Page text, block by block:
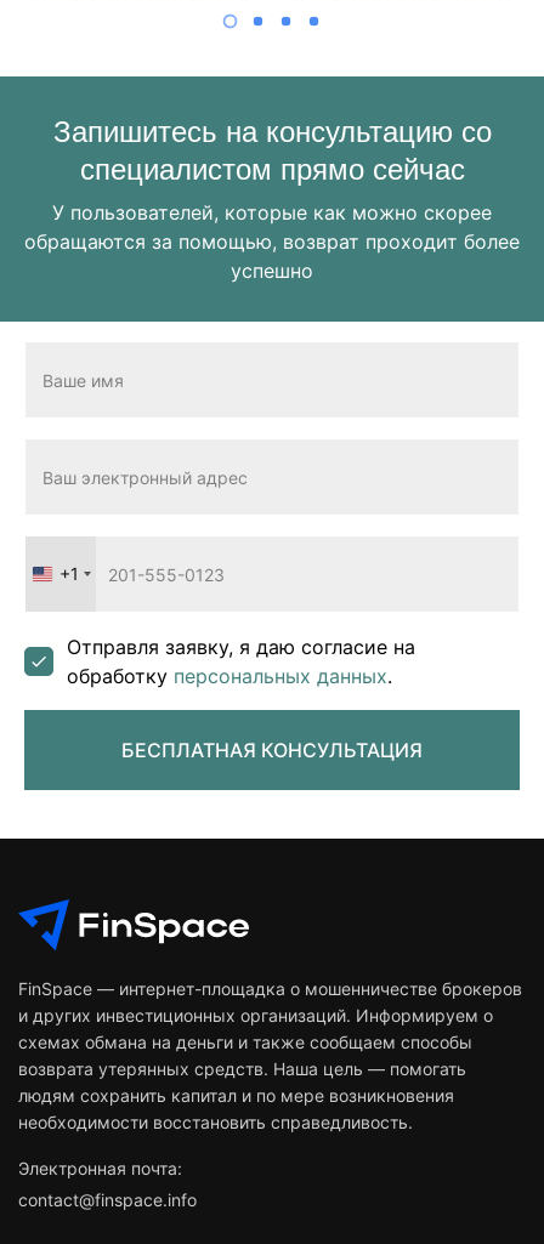
Запишитесь на консультацию со
специалистом прямо сейчас
У пользователей, которые как можно скорее
обращаются за помощью, возврат проходит более
успешно
United
+1
Отправля заявку, я даю согласие на
обработку персональных данных.
БЕСПЛАТНАЯ КОНСУЛЬТАЦИЯ
FinSpace — интернет-площадка о мошенничестве брокеров
и других инвестиционных организаций. Информируем о
схемах обмана на деньги и также сообщаем способы
возврата утерянных средств. Наша цель — помогать
людям сохранить капитал и по мере возникновения
необходимости восстановить справедливость.
Электронная почта:
contact@finspace.info